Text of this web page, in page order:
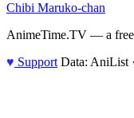
Chibi Maruko-chan
AnimeTime.TV — a
♥ Support Data: AniList